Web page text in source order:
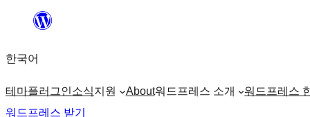
츠
한국어
테마플러그인소식지원 About워드프레스 소개 워드프레스
워드프레스 받기